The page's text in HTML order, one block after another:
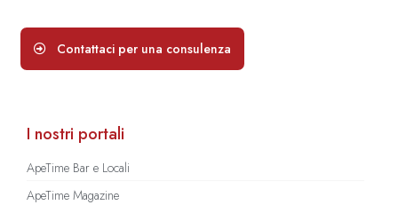
Contattaci per una consulenza
I nostri portali
ApeTime Bar e Locali
ApeTime Magazine